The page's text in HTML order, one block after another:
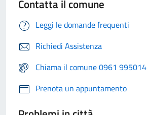
Contatta il comune
Leggi le domande frequenti
Richiedi Assistenza
Chiama il comune 0961 995014
Prenota un appuntamento